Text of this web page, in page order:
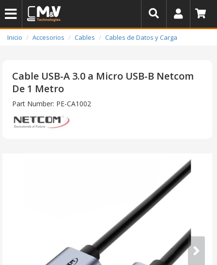
Inicio Accesorios Cables Cables de Datos y Carga
Cable USB-A 3.0 a Micro USB-B Netcom
De 1 Metro
Part Number: PE-CA1002